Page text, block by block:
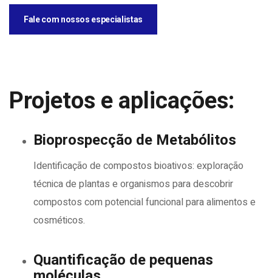
Fale com nossos especialistas
Projetos e aplicações:
Bioprospecção de Metabólitos
Identificação de compostos bioativos: exploração
técnica de plantas e organismos para descobrir
compostos com potencial funcional para alimentos e
cosméticos.
Quantificação de pequenas